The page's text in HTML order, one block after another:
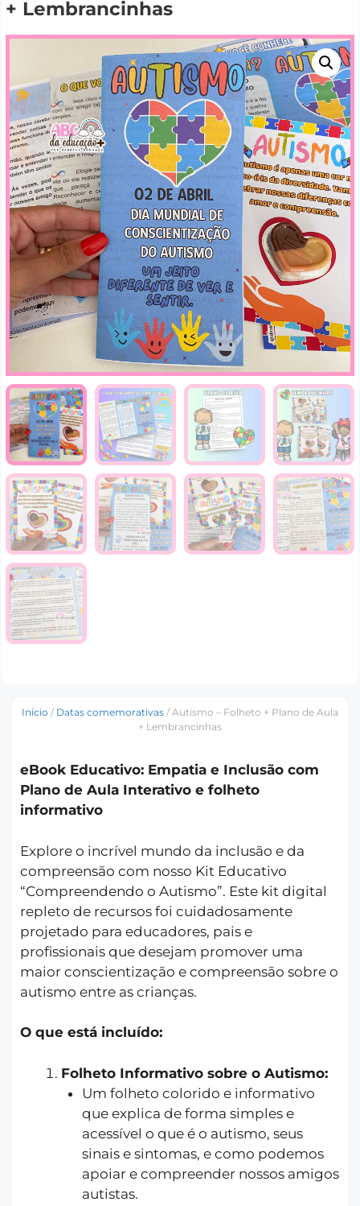
+ Lembrancinhas
Início / Datas comemorativas / Autismo – Folheto + Plano de Aula
+ Lembrancinhas
eBook Educativo: Empatia e Inclusão com
Plano de Aula Interativo e folheto
informativo
Explore o incrível mundo da inclusão e da
compreensão com nosso Kit Educativo
“Compreendendo o Autismo”. Este kit digital
repleto de recursos foi cuidadosamente
projetado para educadores, pais e
profissionais que desejam promover uma
maior conscientização e compreensão sobre o
autismo entre as crianças.
O que está incluído:
Folheto Informativo sobre o Autismo:
Um folheto colorido e informativo
que explica de forma simples e
acessível o que é o autismo, seus
sinais e sintomas, e como podemos
apoiar e compreender nossos amigos
autistas.